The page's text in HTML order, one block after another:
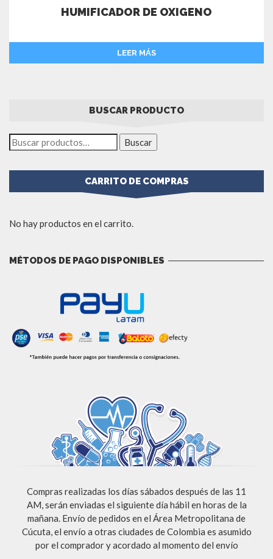
HUMIFICADOR DE OXIGENO
LEER MÁS
BUSCAR PRODUCTO
Buscar
CARRITO DE COMPRAS
No hay productos en el carrito.
MÉTODOS DE PAGO DISPONIBLES
Compras realizadas los días sábados después de las 11
AM, serán enviadas el siguiente día hábil en horas de la
mañana. Envío de pedidos en el Área Metropolitana de
Cúcuta, el envío a otras ciudades de Colombia es asumido
por el comprador y acordado al momento del envío